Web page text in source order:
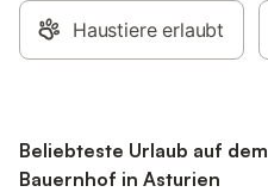
Haustiere erlaubt
Beliebteste Urlaub auf dem
Bauernhof in Asturien